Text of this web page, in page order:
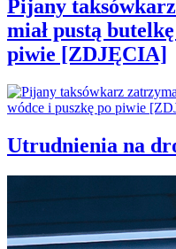
Pijany
miał pustą
piwie [ZDJĘCIA]
Utrudnienia na